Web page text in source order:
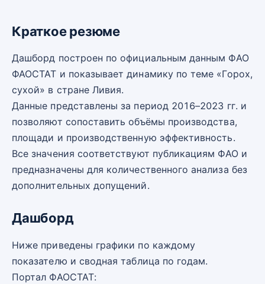
Краткое резюме
Дашборд построен по официальным данным ФАО
ФАОСТАТ и показывает динамику по теме «Горох,
сухой» в стране Ливия.
Данные представлены за период 2016–2023 гг. и
позволяют сопоставить объёмы производства,
площади и производственную эффективность.
Все значения соответствуют публикациям ФАО и
предназначены для количественного анализа без
дополнительных допущений.
Дашборд
Ниже приведены графики по каждому
показателю и сводная таблица по годам.
Портал ФАОСТАТ: